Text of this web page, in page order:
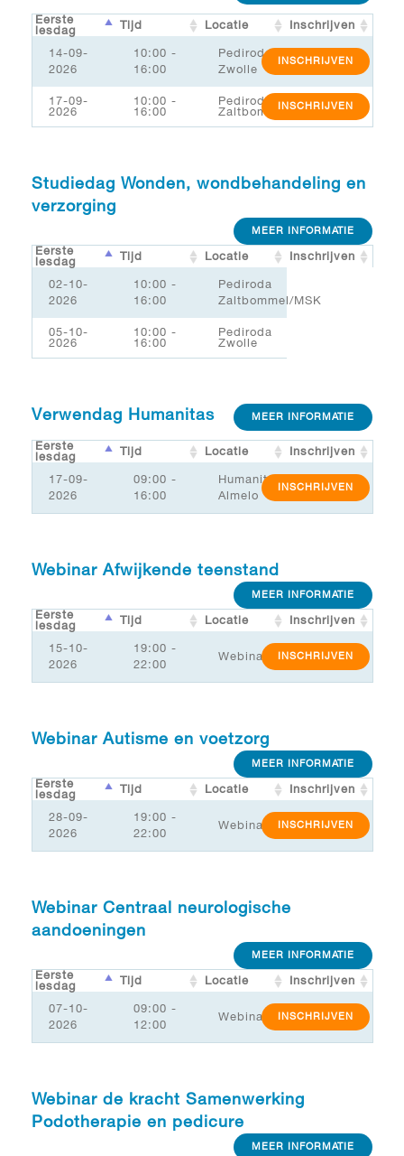
Eerste
lesdag
Tijd Locatie Inschrijven
14-09-
2026
10:00 -
16:00
Pediroda
Zwolle
INSCHRIJVEN
17-09-
2026
10:00 -
16:00
Pediroda
Zaltbommel/MSK
INSCHRIJVEN
Studiedag Wonden, wondbehandeling en
verzorging
MEER INFORMATIE
Eerste
lesdag
Tijd Locatie Inschrijven
02-10-
2026
10:00 -
16:00
Pediroda
Zaltbommel/MSK
05-10-
2026
10:00 -
16:00
Pediroda
Zwolle
Verwendag Humanitas MEER INFORMATIE
Eerste
lesdag
Tijd Locatie Inschrijven
17-09-
2026
09:00 -
16:00
Humanitas
Almelo
INSCHRIJVEN
Webinar Afwijkende teenstand
MEER INFORMATIE
Eerste
lesdag
Tijd Locatie Inschrijven
15-10-
2026
19:00 -
22:00
Webinar INSCHRIJVEN
Webinar Autisme en voetzorg
MEER INFORMATIE
Eerste
lesdag
Tijd Locatie Inschrijven
28-09-
2026
19:00 -
22:00
Webinar INSCHRIJVEN
Webinar Centraal neurologische
aandoeningen
MEER INFORMATIE
Eerste
lesdag
Tijd Locatie Inschrijven
07-10-
2026
09:00 -
12:00
Webinar INSCHRIJVEN
Webinar de kracht Samenwerking
Podotherapie en pedicure
MEER INFORMATIE